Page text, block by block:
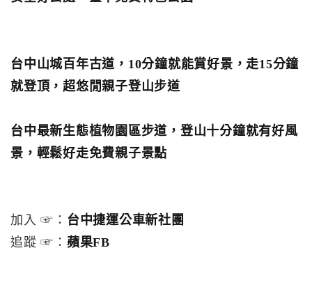
台中山城百年古道，10分鐘就能賞好景，走15分鐘
就登頂，超悠閒親子登山步道
台中最新生態植物園區步道，登山十分鐘就有好風
景，輕鬆好走免費親子景點
加入 ☞： 台中捷運公車新社團
追蹤 ☞： 蘋果FB